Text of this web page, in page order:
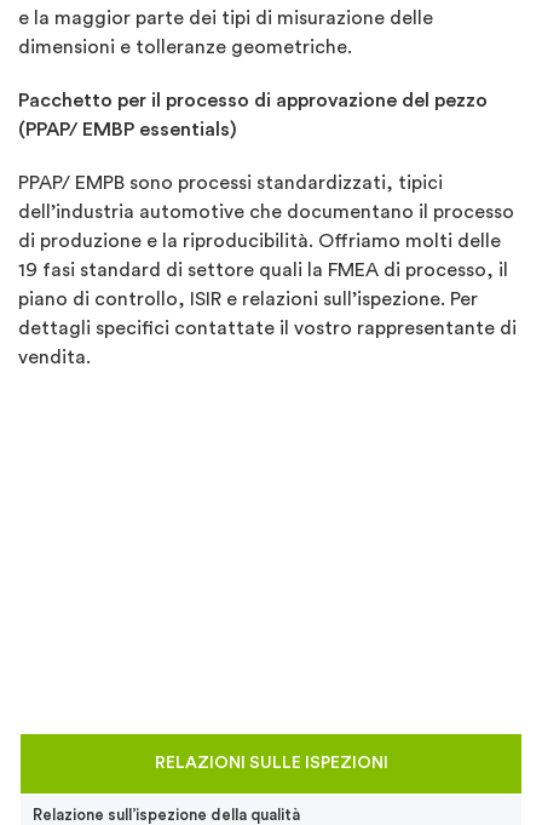
e la maggior parte dei tipi di misurazione delle
dimensioni e tolleranze geometriche.
Pacchetto per il processo di approvazione del pezzo
(PPAP/ EMBP essentials)
PPAP/ EMPB sono processi standardizzati, tipici
dell’industria automotive che documentano il processo
di produzione e la riproducibilità. Offriamo molti delle
19 fasi standard di settore quali la FMEA di processo, il
piano di controllo, ISIR e relazioni sull’ispezione. Per
dettagli specifici contattate il vostro rappresentante di
vendita.
RELAZIONI SULLE ISPEZIONI
Relazione sull’ispezione della qualità